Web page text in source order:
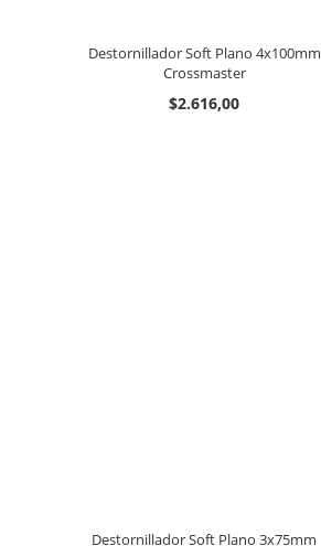
Destornillador Soft Plano 4x100mm
Crossmaster
$2.616,00
Destornillador Soft Plano 3x75mm